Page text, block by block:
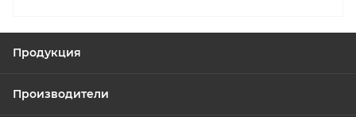
Продукция
Производители